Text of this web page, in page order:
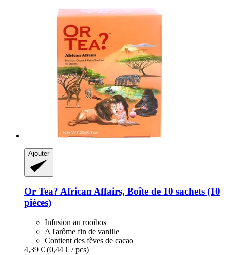
Ajouter
Or Tea? African Affairs, Boîte de 10 sachets (10
pièces)
Infusion au rooibos
A l'arôme fin de vanille
Contient des fèves de cacao
4,39 € (0,44 € / pcs)